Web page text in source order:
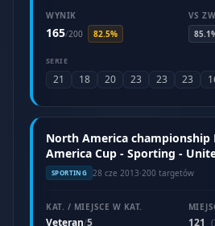
WYNIK
165/200 82.5%
VS
SERIE
21 18 20 23 23 23
North America championship
America Cup - Sporting -
2013)
SPORTING 28 cze 2013·200 targetów
KAT. / MIEJSCE W KAT.
Veteran/5 121